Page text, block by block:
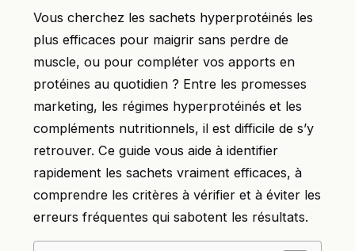
Vous cherchez les sachets hyperprotéinés les
plus efficaces pour maigrir sans perdre de
muscle, ou pour compléter vos apports en
protéines au quotidien ? Entre les promesses
marketing, les régimes hyperprotéinés et les
compléments nutritionnels, il est difficile de s’y
retrouver. Ce guide vous aide à identifier
rapidement les sachets vraiment efficaces, à
comprendre les critères à vérifier et à éviter les
erreurs fréquentes qui sabotent les résultats.